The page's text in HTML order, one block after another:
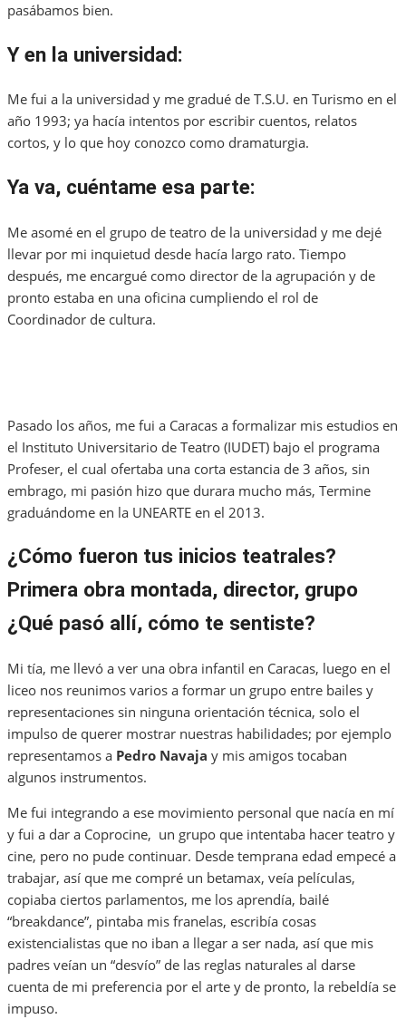
pasábamos bien.
Y en la universidad:
Me fui a la universidad y me gradué de T.S.U. en Turismo en el
año 1993; ya hacía intentos por escribir cuentos, relatos
cortos, y lo que hoy conozco como dramaturgia.
Ya va, cuéntame esa parte:
Me asomé en el grupo de teatro de la universidad y me dejé
llevar por mi inquietud desde hacía largo rato. Tiempo
después, me encargué como director de la agrupación y de
pronto estaba en una oficina cumpliendo el rol de
Coordinador de cultura.
Pasado los años, me fui a Caracas a formalizar mis estudios en
el Instituto Universitario de Teatro (IUDET) bajo el programa
Profeser, el cual ofertaba una corta estancia de 3 años, sin
embrago, mi pasión hizo que durara mucho más, Termine
graduándome en la UNEARTE en el 2013.
¿Cómo fueron tus inicios teatrales?
Primera obra montada, director, grupo
¿Qué pasó allí, cómo te sentiste?
Mi tía, me llevó a ver una obra infantil en Caracas, luego en el
liceo nos reunimos varios a formar un grupo entre bailes y
representaciones sin ninguna orientación técnica, solo el
impulso de querer mostrar nuestras habilidades; por ejemplo
representamos a Pedro Navaja y mis amigos tocaban
algunos instrumentos.
Me fui integrando a ese movimiento personal que nacía en mí
y fui a dar a Coprocine, un grupo que intentaba hacer teatro y
cine, pero no pude continuar. Desde temprana edad empecé a
trabajar, así que me compré un betamax, veía películas,
copiaba ciertos parlamentos, me los aprendía, bailé
“breakdance”, pintaba mis franelas, escribía cosas
existencialistas que no iban a llegar a ser nada, así que mis
padres veían un “desvío” de las reglas naturales al darse
cuenta de mi preferencia por el arte y de pronto, la rebeldía se
impuso.